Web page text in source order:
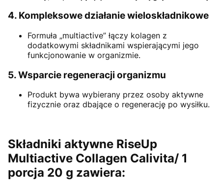
4. Kompleksowe działanie wieloskładnikowe
Formuła „multiactive” łączy kolagen z
dodatkowymi składnikami wspierającymi jego
funkcjonowanie w organizmie.
5. Wsparcie regeneracji organizmu
Produkt bywa wybierany przez osoby aktywne
fizycznie oraz dbające o regenerację po wysiłku.
Składniki aktywne RiseUp
Multiactive Collagen Calivita/ 1
porcja 20 g zawiera: